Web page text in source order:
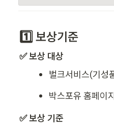
1️⃣ 보상기준
✅ 보상 대상
벌크서비스(기성
박스포유 홈페이
✅ 보상 기준